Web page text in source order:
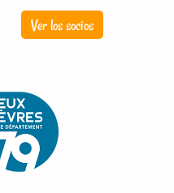
Ver los socios